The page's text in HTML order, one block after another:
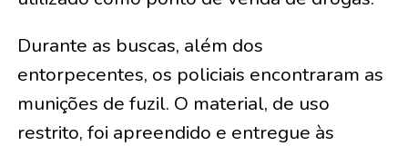
Durante as buscas, além dos
entorpecentes, os policiais encontraram as
munições de fuzil. O material, de uso
restrito, foi apreendido e entregue às